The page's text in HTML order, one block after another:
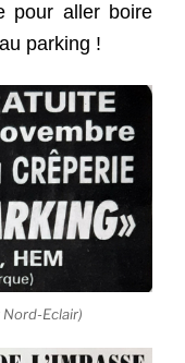
pour aller boire
parking !
Eclair)